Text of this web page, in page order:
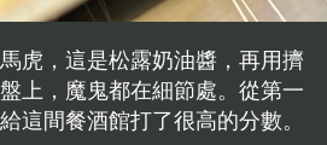
虎，這是松露奶油醬，再用擠
上，魔鬼都在細節處。從第一
這間餐酒館打了很高的分數。